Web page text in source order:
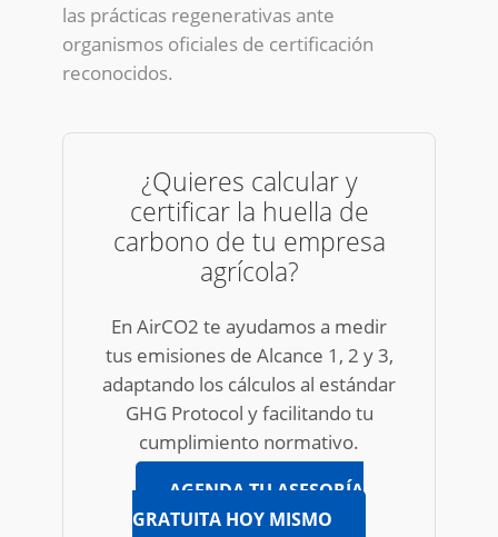
las prácticas regenerativas ante
organismos oficiales de certificación
reconocidos.
¿Quieres calcular y
certificar la huella de
carbono de tu empresa
agrícola?
En AirCO2 te ayudamos a medir
tus emisiones de Alcance 1, 2 y 3,
adaptando los cálculos al estándar
GHG Protocol y facilitando tu
cumplimiento normativo.
AGENDA TU ASESORÍA
GRATUITA HOY MISMO